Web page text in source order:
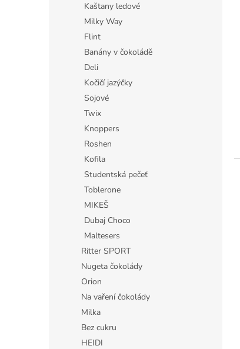
Kaštany ledové
Milky Way
Flint
Banány v čokoládě
Deli
Kočičí jazýčky
Sojové
Twix
Knoppers
Roshen
Kofila
Studentská pečeť
Toblerone
MIKEŠ
Dubaj Choco
Maltesers
Ritter SPORT
Nugeta čokolády
Orion
Na vaření čokolády
Milka
Bez cukru
HEIDI